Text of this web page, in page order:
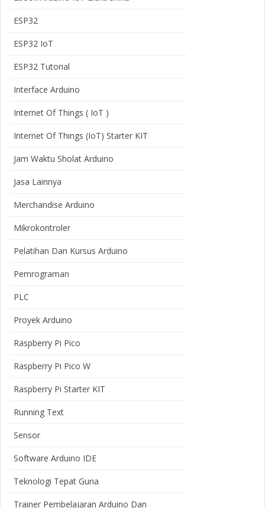
ESP32
ESP32 IoT
ESP32 Tutorial
Interface Arduino
Internet Of Things ( IoT )
Internet Of Things (IoT) Starter KIT
Jam Waktu Sholat Arduino
Jasa Lainnya
Merchandise Arduino
Mikrokontroler
Pelatihan Dan Kursus Arduino
Pemrograman
PLC
Proyek Arduino
Raspberry Pi Pico
Raspberry Pi Pico W
Raspberry Pi Starter KIT
Running Text
Sensor
Software Arduino IDE
Teknologi Tepat Guna
Trainer Pembelajaran Arduino Dan